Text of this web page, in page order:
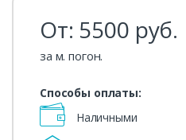
От: 5500 руб.
за м. погон.
Способы оплаты:
Наличными